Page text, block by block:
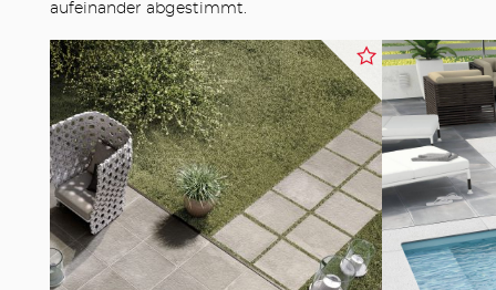
aufeinander abgestimmt.